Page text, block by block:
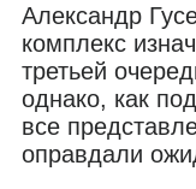
Александр
комплекс
третьей
однако, как
все
оправдали